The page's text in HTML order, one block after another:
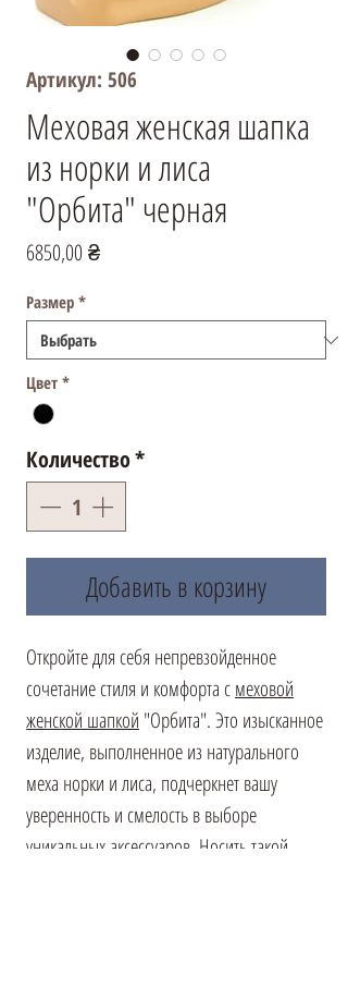
Артикул: 506
Меховая женская шапка
из норки и лиса
"Орбита" черная
6850,00 ₴Цена
Размер *
Цвет *
Количество*
Добавить в корзину
Откройте для себя непревзойденное
сочетание стиля и комфорта смеховой
женской шапкой "Орбита". Это изысканное
изделие, выполненное из натурального
меха норки и лиса, подчеркнет вашу
уверенность и смелость в выборе
уникальных аксессуаров. Носить такой